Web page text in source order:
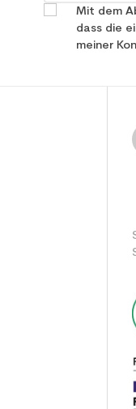
Mit dem
dass die
meiner